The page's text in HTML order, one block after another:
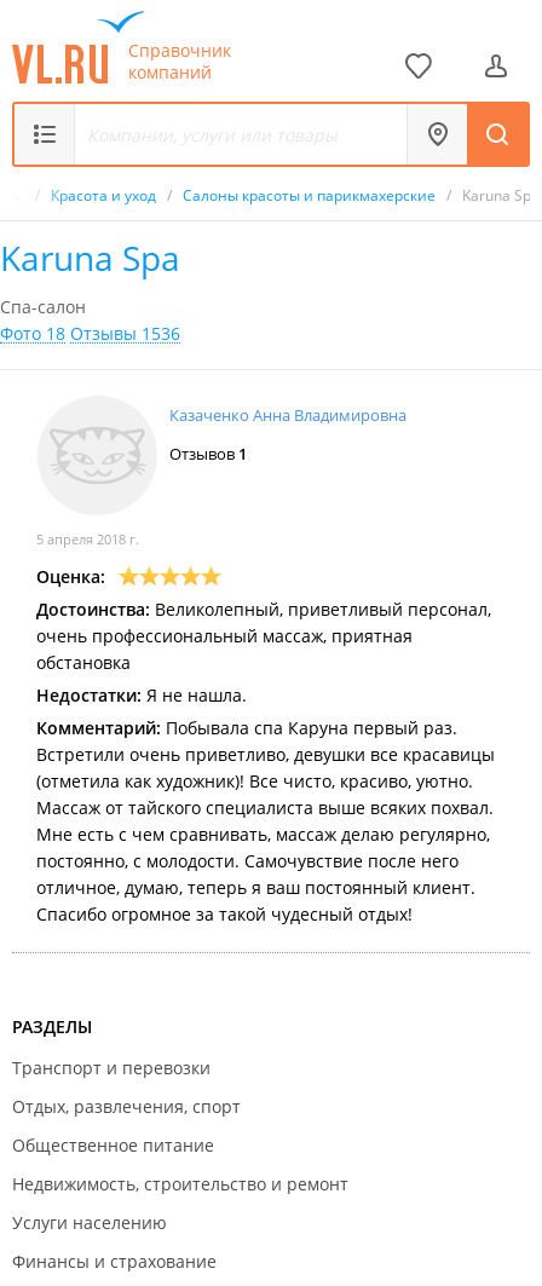
Справочник
компаний
/ Красота и уход / Салоны красоты и парикмахерские / Karuna Spa
Karuna Spa
Спа-салон
Фото 18 Отзывы 1536
Казаченко Анна Владимировна
Отзывов 1
5 апреля 2018 г.
Оценка:
Достоинства: Великолепный, приветливый персонал,
очень профессиональный массаж, приятная
обстановка
Недостатки: Я не нашла.
Комментарий: Побывала спа Каруна первый раз.
Встретили очень приветливо, девушки все красавицы
(отметила как художник)! Все чисто, красиво, уютно.
Массаж от тайского специалиста выше всяких похвал.
Мне есть с чем сравнивать, массаж делаю регулярно,
постоянно, с молодости. Самочувствие после него
отличное, думаю, теперь я ваш постоянный клиент.
Спасибо огромное за такой чудесный отдых!
РАЗДЕЛЫ
Транспорт и перевозки
Отдых, развлечения, спорт
Общественное питание
Недвижимость, строительство и ремонт
Услуги населению
Финансы и страхование